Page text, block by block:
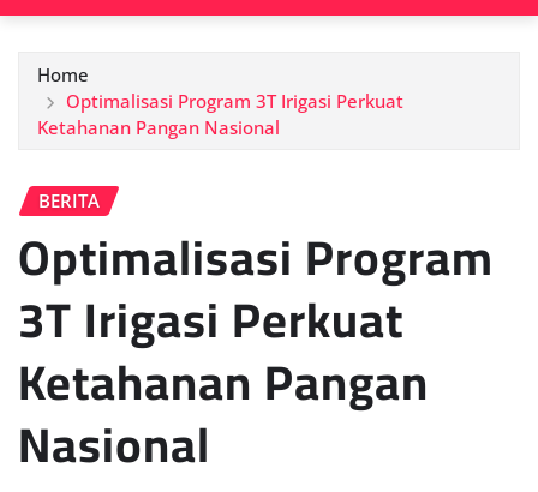
Home
Optimalisasi Program 3T Irigasi Perkuat
Ketahanan Pangan Nasional
BERITA
Optimalisasi Program
3T Irigasi Perkuat
Ketahanan Pangan
Nasional